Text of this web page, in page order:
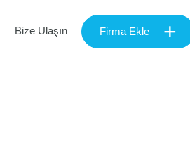
Bize Ulaşın Firma Ekle +